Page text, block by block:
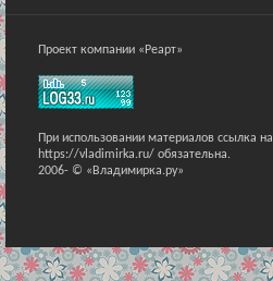
Проект компании «Реарт»
При использовании материалов ссылка на
https://vladimirka.ru/ обязательна.
2006- © «Владимирка.ру»